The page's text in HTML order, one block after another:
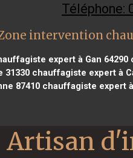
Téléphone:
intervention
expert à Gan 64290
31330 chauffagiste expert à
87410chauffagiste expert à
Artisan